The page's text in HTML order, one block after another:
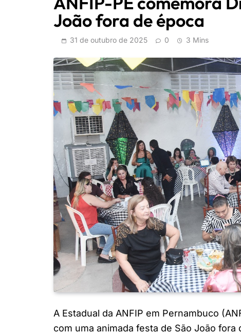
João fora de época
31 de outubro de 2025 0 3 Mins
A Estadual da ANFIP em Pernambuco
com uma animada festa de São João